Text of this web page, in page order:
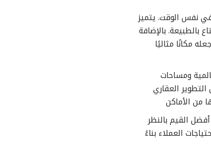
في نفس الوقت. يتميز
بالطبيعة. بالإضافة
مكانًا مثاليًا
ومساحات
العقاري
من الأماكن
القيم بالنظر
العملاء بناءً